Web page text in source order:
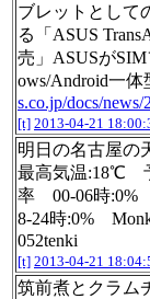
ブレットとして
る「ASUS
売」ASUSが
ows/Android一体
s.co.jp/docs/
[t] 2013-04-21
明日の名古屋
最高気温:18℃
率 00-06時:0%
8-24時:0%
052tenki
[t] 2013-04-21
筑前煮とクラム